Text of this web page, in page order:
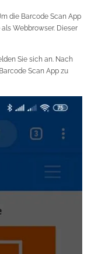
die Barcode Scan App
Webbrowser. Dieser
Sie sich an. Nach
Scan App zu